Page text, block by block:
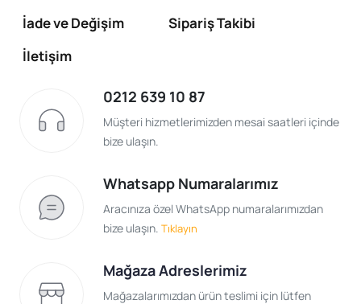
İade ve Değişim
Sipariş Takibi
İletişim
0212 639 10 87
Müşteri hizmetlerimizden mesai saatleri içinde
bize ulaşın.
Whatsapp Numaralarımız
Aracınıza özel WhatsApp numaralarımızdan
bize ulaşın. Tıklayın
Mağaza Adreslerimiz
Mağazalarımızdan ürün teslimi için lütfen